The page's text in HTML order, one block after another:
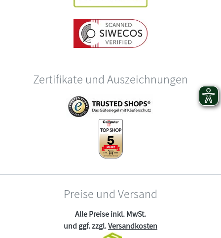
Zertifikate und Auszeichnungen
Preise und Versand
Alle Preise inkl. MwSt.
und ggf. zzgl.Versandkosten